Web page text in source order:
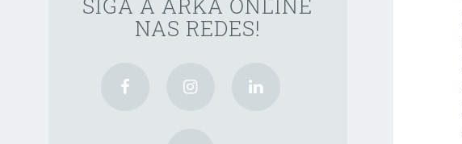
SIGA A ARKA ONLINE
NAS REDES!